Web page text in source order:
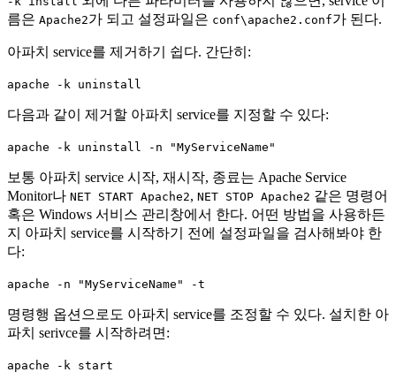
름은 Apache2가 되고 설정파일은 conf\apache2.conf가 된다.
아파치 service를 제거하기 쉽다. 간단히:
apache -k uninstall
다음과 같이 제거할 아파치 service를 지정할 수 있다:
apache -k uninstall -n "MyServiceName"
보통 아파치 service 시작, 재시작, 종료는 Apache Service
Monitor나 NET START Apache2, NET STOP Apache2 같은 명령어
혹은 Windows 서비스 관리창에서 한다. 어떤 방법을 사용하든
지 아파치 service를 시작하기 전에 설정파일을 검사해봐야 한
다:
apache -n "MyServiceName" -t
명령행 옵션으로도 아파치 service를 조정할 수 있다. 설치한 아
파치 serivce를 시작하려면:
apache -k start